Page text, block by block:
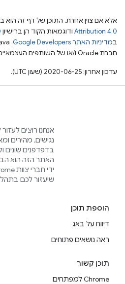
אלא אם צוין אחרת, התוכן של דף זה הוא
Attribution 4.0 ודוגמאות הקוד הן ברישיון
במדיניות האתר Google Developers‏
חברת Oracle ו/או של השותפים העצמאיים שלה.
עדכון אחרון: 2020-06-25 (שעון UTC).
אנחנו רוצים
נגישים, מהירים
בדפדפנים
האתר הזה הוא
שיעזור לכם
הוספת תוכן
דיווח על באג
ראה נושאים פתוחים
תוכן קשור
Chrome למפתחים